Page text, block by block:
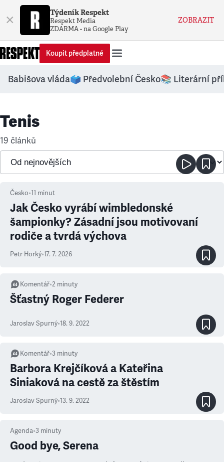
× Týdeník Respekt
Respekt Media
ZDARMA - na Google Play
ZOBRAZIT
Koupit předplatné
Babišova vláda🗳️ Předvolební Česko📚 Literární
Tenis
19 článků
Česko•11 minut
Jak Česko vyrábí wimbledonské
šampionky? Zásadní jsou motivovaní
rodiče a tvrdá výchova
Petr Horký•17. 7. 2026
Komentář•2 minuty
Šťastný Roger Federer
Jaroslav Spurný•18. 9. 2022
Komentář•3 minuty
Barbora Krejčíková a Kateřina
Siniaková na cestě za štěstím
Jaroslav Spurný•13. 9. 2022
Agenda•3 minuty
Good bye, Serena